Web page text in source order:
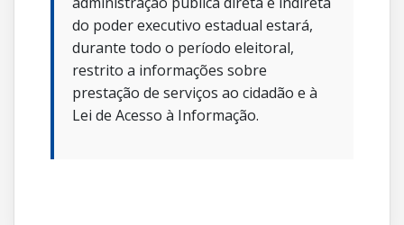
do poder executivo estadual estará,
durante todo o período eleitoral,
restrito a informações sobre
prestação de serviços ao cidadão e à
Lei de Acesso à Informação.